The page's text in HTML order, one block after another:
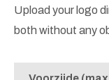
Upload your logo
both without any